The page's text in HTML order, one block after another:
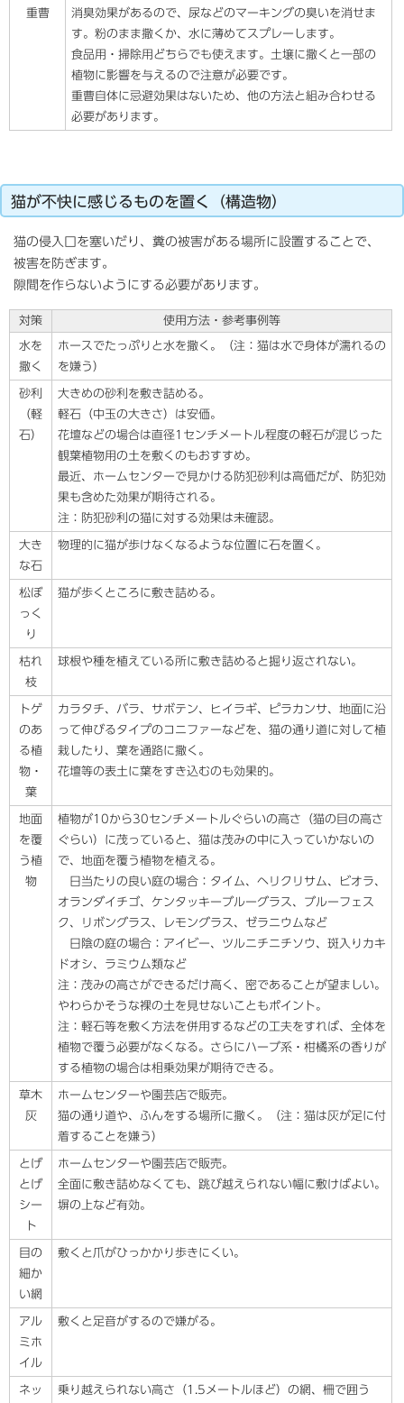
重曹
消臭効果があるので、尿などのマーキングの臭いを消せま
す。粉のまま撒くか、水に薄めてスプレーします。
食品用・掃除用どちらでも使えます。土壌に撒くと一部の
植物に影響を与えるので注意が必要です。
重曹自体に忌避効果はないため、他の方法と組み合わせる
必要があります。
猫が不快に感じるものを置く（構造物）
猫の侵入口を塞いだり、糞の被害がある場所に設置することで、
被害を防ぎます。
隙間を作らないようにする必要があります。
対策 使用方法・参考事例等
水を
撒く
ホースでたっぷりと水を撒く。（注：猫は水で身体が濡れるの
を嫌う）
砂利
（軽
石）
大きめの砂利を敷き詰める。
軽石（中玉の大きさ）は安価。
花壇などの場合は直径1センチメートル程度の軽石が混じった
観葉植物用の土を敷くのもおすすめ。
最近、ホームセンターで見かける防犯砂利は高価だが、防犯効
果も含めた効果が期待される。
注：防犯砂利の猫に対する効果は未確認。
大き
な石
物理的に猫が歩けなくなるような位置に石を置く。
松ぼ
っく
り
猫が歩くところに敷き詰める。
枯れ
枝
球根や種を植えている所に敷き詰めると掘り返されない。
トゲ
のあ
る植
物・
葉
カラタチ、バラ、サボテン、ヒイラギ、ピラカンサ、地面に沿
って伸びるタイプのコニファーなどを、猫の通り道に対して植
栽したり、葉を通路に撒く。
花壇等の表土に葉をすき込むのも効果的。
地面
を覆
う植
物
植物が10から30センチメートルぐらいの高さ（猫の目の高さ
ぐらい）に茂っていると、猫は茂みの中に入っていかないの
で、地面を覆う植物を植える。
日当たりの良い庭の場合：タイム、ヘリクリサム、ビオラ、
オランダイチゴ、ケンタッキーブルーグラス、ブルーフェス
ク、リボングラス、レモングラス、ゼラニウムなど
日陰の庭の場合：アイビー、ツルニチニチソウ、斑入りカキ
ドオシ、ラミウム類など
注：茂みの高さができるだけ高く、密であることが望ましい。
やわらかそうな裸の土を見せないこともポイント。
注：軽石等を敷く方法を併用するなどの工夫をすれば、全体を
植物で覆う必要がなくなる。さらにハーブ系・柑橘系の香りが
する植物の場合は相乗効果が期待できる。
草木
灰
ホームセンターや園芸店で販売。
猫の通り道や、ふんをする場所に撒く。（注：猫は灰が足に付
着することを嫌う）
とげ
とげ
シー
ト
ホームセンターや園芸店で販売。
全面に敷き詰めなくても、跳び越えられない幅に敷けばよい。
塀の上など有効。
目の
細か
い網
敷くと爪がひっかかり歩きにくい。
アル
ミホ
イル
敷くと足音がするので嫌がる。
ネッ
乗り越えられない高さ（1.5メートルほど）の網、柵で囲う